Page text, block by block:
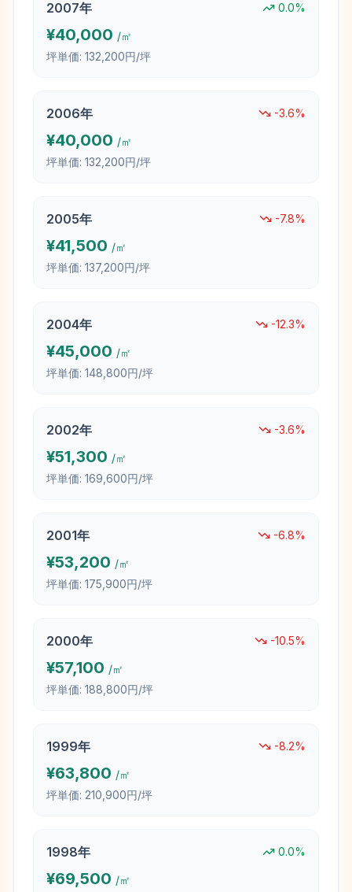
2007年 0.0%
¥40,000 /㎡
坪単価: 132,200円/坪
2006年 -3.6%
¥40,000 /㎡
坪単価: 132,200円/坪
2005年 -7.8%
¥41,500 /㎡
坪単価: 137,200円/坪
2004年 -12.3%
¥45,000 /㎡
坪単価: 148,800円/坪
2002年 -3.6%
¥51,300 /㎡
坪単価: 169,600円/坪
2001年 -6.8%
¥53,200 /㎡
坪単価: 175,900円/坪
2000年 -10.5%
¥57,100 /㎡
坪単価: 188,800円/坪
1999年 -8.2%
¥63,800 /㎡
坪単価: 210,900円/坪
1998年 0.0%
¥69,500 /㎡